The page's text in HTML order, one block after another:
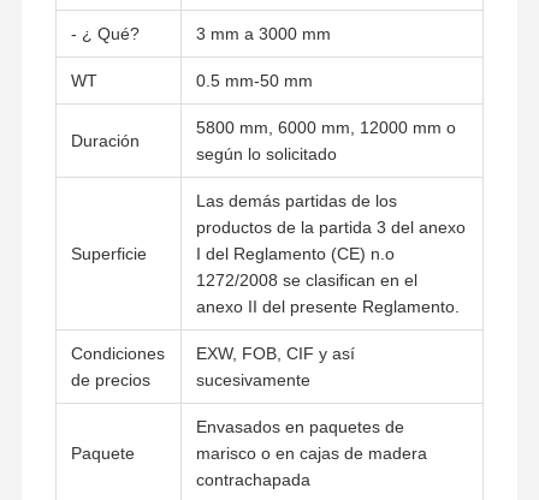
Productos Videos
Sobre
Visita A La
Fábrica
Control De
Calidad
Contacto
- ¿ Qué? 3 mm a 3000 mm
WT 0.5 mm-50 mm
Duración
5800 mm, 6000 mm, 12000 mm o
según lo solicitado
Superficie
Las demás partidas de los
productos de la partida 3 del anexo
I del Reglamento (CE) n.o
1272/2008 se clasifican en el
anexo II del presente Reglamento.
Condiciones
de precios
EXW, FOB, CIF y así
sucesivamente
Paquete
Envasados en paquetes de
marisco o en cajas de madera
contrachapada